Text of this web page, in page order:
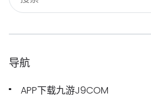
导航
APP下载九游J9COM